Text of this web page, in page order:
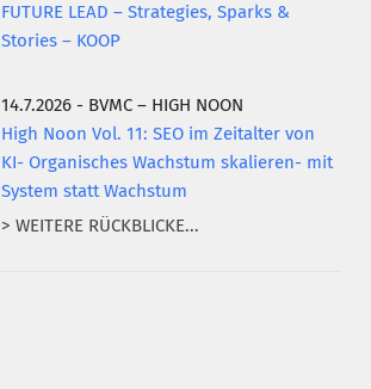
FUTURE LEAD – Strategies, Sparks &
Stories – KOOP
14.7.2026 - BVMC – HIGH NOON
High Noon Vol. 11: SEO im Zeitalter von
KI- Organisches Wachstum skalieren- mit
System statt Wachstum
> WEITERE RÜCKBLICKE...